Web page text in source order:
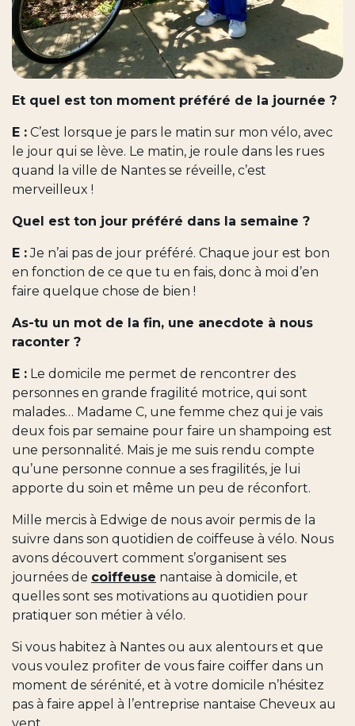
Et quel est ton moment préféré de la journée ?
E : C’est lorsque je pars le matin sur mon vélo, avec
le jour qui se lève. Le matin, je roule dans les rues
quand la ville de Nantes se réveille, c’est
merveilleux !
Quel est ton jour préféré dans la semaine ?
E :Je n’ai pas de jour préféré. Chaque jour est bon
en fonction de ce que tu en fais, donc à moi d’en
faire quelque chose de bien !
As-tu un mot de la fin, une anecdote à nous
raconter ?
E : Le domicile me permet de rencontrer des
personnes en grande fragilité motrice, qui sont
malades… Madame C, une femme chez qui je vais
deux fois par semaine pour faire un shampoing est
une personnalité. Mais je me suis rendu compte
qu’une personne connue a ses fragilités, je lui
apporte du soin et même un peu de réconfort.
Mille mercis à Edwige de nous avoir permis de la
suivre dans son quotidien de coiffeuse à vélo. Nous
avons découvert comment s’organisent ses
journées de coiffeuse nantaise à domicile, et
quelles sont ses motivations au quotidien pour
pratiquer son métier à vélo.
Si vous habitez à Nantes ou aux alentours et que
vous voulez profiter de vous faire coiffer dans un
moment de sérénité, et à votre domicile n’hésitez
pas à faire appel à l’entreprise nantaise Cheveux au
vent.